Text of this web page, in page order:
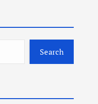
Search